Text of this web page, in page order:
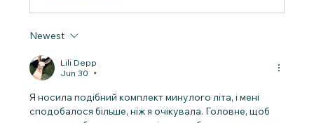
Newest
Lili Depp
Jun 30
•
Я носила подібний комплект минулого літа, і мені
сподобалося більше, ніж я очікувала. Головне, щоб